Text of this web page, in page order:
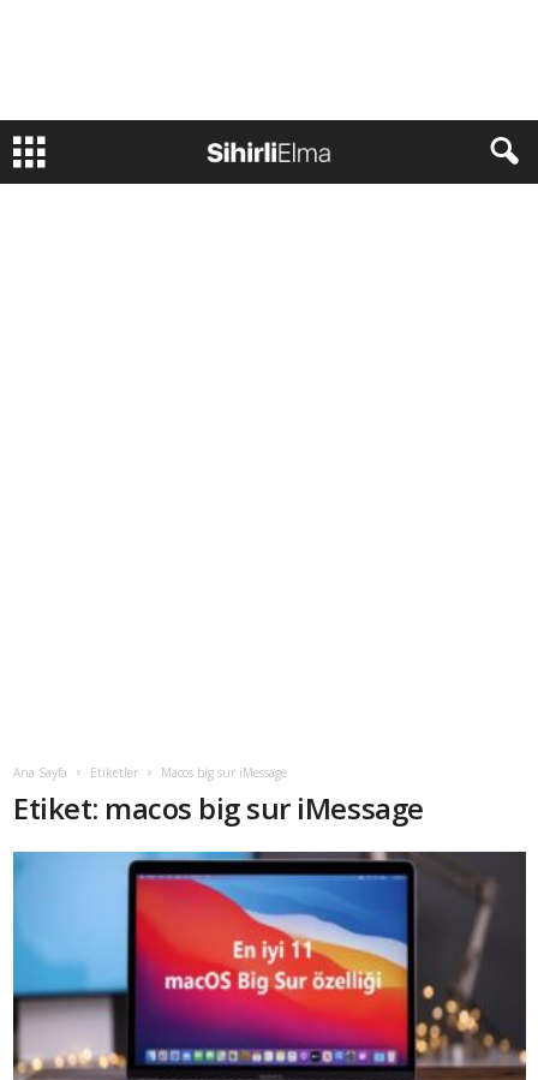
Ana Sayfa Etiketler Macos big sur iMessage
Etiket: macos big sur iMessage